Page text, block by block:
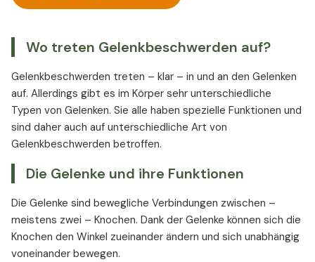
Wo treten Gelenkbeschwerden auf?
Gelenkbeschwerden treten – klar – in und an den Gelenken
auf. Allerdings gibt es im Körper sehr unterschiedliche
Typen von Gelenken. Sie alle haben spezielle Funktionen und
sind daher auch auf unterschiedliche Art von
Gelenkbeschwerden betroffen.
Die Gelenke und ihre Funktionen
Die Gelenke sind bewegliche Verbindungen zwischen –
meistens zwei – Knochen. Dank der Gelenke können sich die
Knochen den Winkel zueinander ändern und sich unabhängig
voneinander bewegen.